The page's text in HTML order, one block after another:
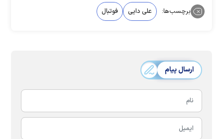
برچسب‌ها: علی دایی فوتبال
ارسال پیام